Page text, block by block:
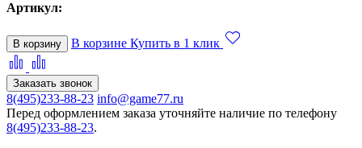
Артикул:
В корзину В корзине Купить в 1 клик
Заказать звонок
8(495)233-88-23 info@game77.ru
Перед оформлением заказа уточняйте наличие по телефону
8(495)233-88-23.